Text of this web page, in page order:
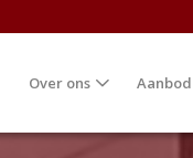
Over ons Aanbod